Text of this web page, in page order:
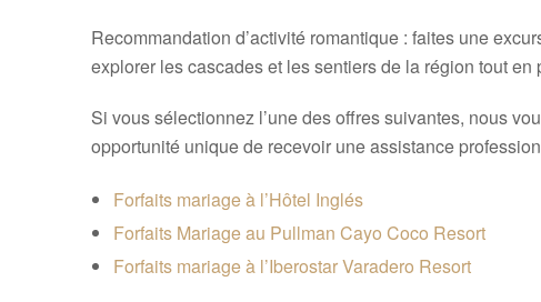
Recommandation d’activité romantique : faites une
explorer les cascades et les sentiers de la région tout
Si vous sélectionnez l’une des offres suivantes, nous
opportunité unique de recevoir une assistance
Forfaits mariage à l’Hôtel Inglés
Forfaits Mariage au Pullman Cayo Coco Resort
Forfaits mariage à l’Iberostar Varadero Resort